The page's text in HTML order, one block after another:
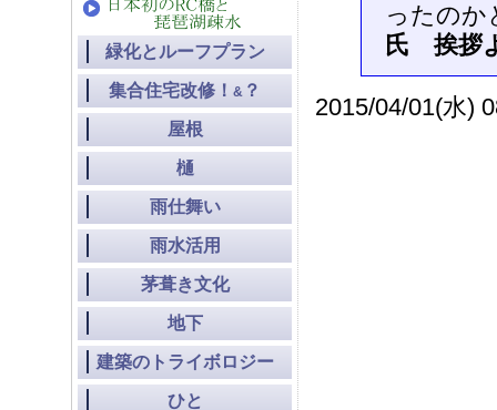
ったの
氏 挨拶
2015/04/01(水)
緑化とルーフプラン
集合住宅改修！ & ？
屋根
樋
雨仕舞い
雨水活用
茅葺き文化
地下
建築のトライボロジー
ひと